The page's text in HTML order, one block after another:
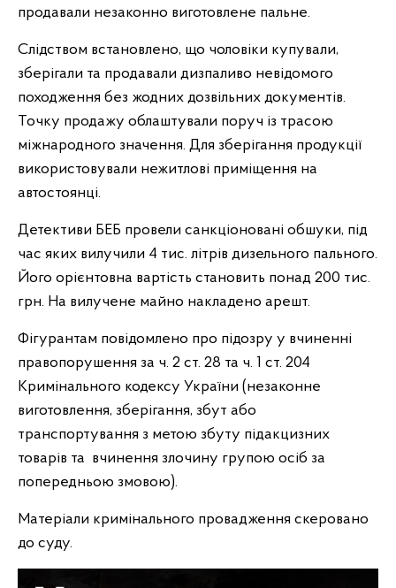
продавали незаконно виготовлене пальне.
Слідством встановлено, що чоловіки купували,
зберігали та продавали дизпаливо невідомого
походження без жодних дозвільних документів.
Точку продажу облаштували поруч із трасою
міжнародного значення. Для зберігання продукції
використовували нежитлові приміщення на
автостоянці.
Детективи БЕБ провели санкціоновані обшуки, під
час яких вилучили 4 тис. літрів дизельного пального.
Його орієнтовна вартість становить понад 200 тис.
грн. На вилучене майно накладено арешт.
Фігурантам повідомлено про підозру у вчиненні
правопорушення за ч. 2 ст. 28 та ч. 1 ст. 204
Кримінального кодексу України (незаконне
виготовлення, зберігання, збут або
транспортування з метою збуту підакцизних
товарів та вчинення злочину групою осіб за
попередньою змовою).
Матеріали кримінального провадження скеровано
до суду.